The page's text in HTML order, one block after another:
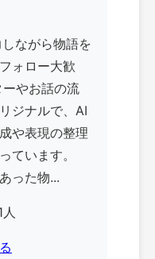
ながら物語を
ォロー大歓
やお話の流
ジナルで、AI
や表現の整理
ています。
った物...